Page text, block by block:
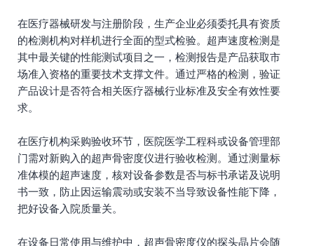
在医疗器械研发与注册阶段，生产企业必须委托具有资质
的检测机构对样机进行全面的型式检验。超声速度检测是
其中最关键的性能测试项目之一，检测报告是产品获取市
场准入资格的重要技术支撑文件。通过严格的检测，验证
产品设计是否符合相关医疗器械行业标准及安全有效性要
求。
在医疗机构采购验收环节，医院医学工程科或设备管理部
门需对新购入的超声骨密度仪进行验收检测。通过测量标
准体模的超声速度，核对设备参数是否与标书承诺及说明
书一致，防止因运输震动或安装不当导致设备性能下降，
把好设备入院质量关。
在设备日常使用与维护中，超声骨密度仪的探头晶片会随